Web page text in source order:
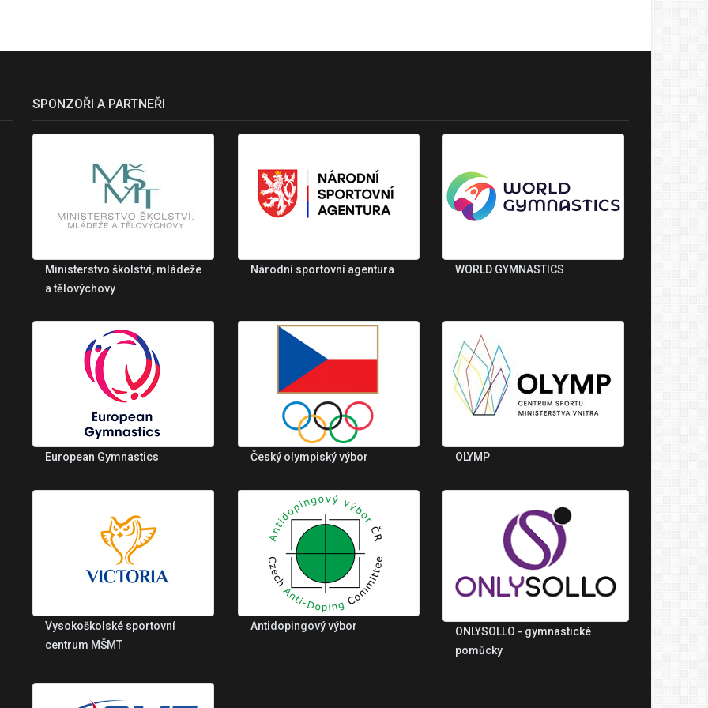
SPONZOŘI A PARTNEŘI
Ministerstvo školství, mládeže
a tělovýchovy
Národní sportovní agentura WORLD GYMNASTICS
European Gymnastics Český olympiský výbor OLYMP
Vysokoškolské sportovní
centrum MŠMT
Antidopingový výbor
ONLYSOLLO - gymnastické
pomůcky